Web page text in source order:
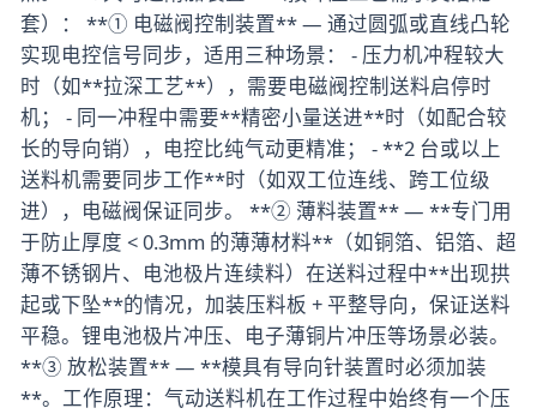
套）： **① 电磁阀控制装置** — 通过圆弧或直线凸轮
实现电控信号同步，适用三种场景： - 压力机冲程较大
时（如**拉深工艺**），需要电磁阀控制送料启停时
机； - 同一冲程中需要**精密小量送进**时（如配合较
长的导向销），电控比纯气动更精准； - **2 台或以上
送料机需要同步工作**时（如双工位连线、跨工位级
进），电磁阀保证同步。 **② 薄料装置** — **专门用
于防止厚度 < 0.3mm 的薄薄材料**（如铜箔、铝箔、超
薄不锈钢片、电池极片连续料）在送料过程中**出现拱
起或下坠**的情况，加装压料板 + 平整导向，保证送料
平稳。锂电池极片冲压、电子薄铜片冲压等场景必装。
**③ 放松装置** — **模具有导向针装置时必须加装
**。工作原理：气动送料机在工作过程中始终有一个压